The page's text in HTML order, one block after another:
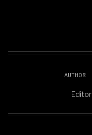
AUTHOR
Editor